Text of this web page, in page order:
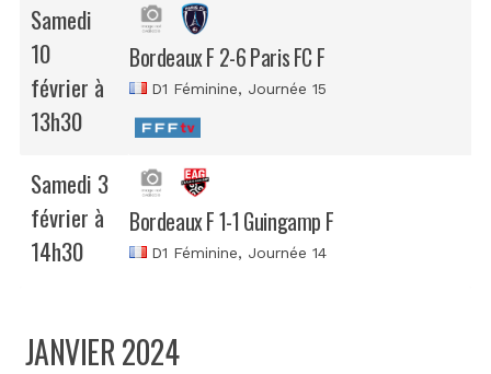
Samedi
10
février à
13h30
Bordeaux F 2-6 Paris FC F
D1 Féminine, Journée 15
Samedi 3
février à
14h30
Bordeaux F 1-1 Guingamp F
D1 Féminine, Journée 14
JANVIER 2024